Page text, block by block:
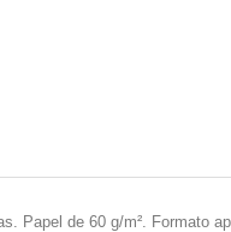
Papel de 60 g/m². Formato